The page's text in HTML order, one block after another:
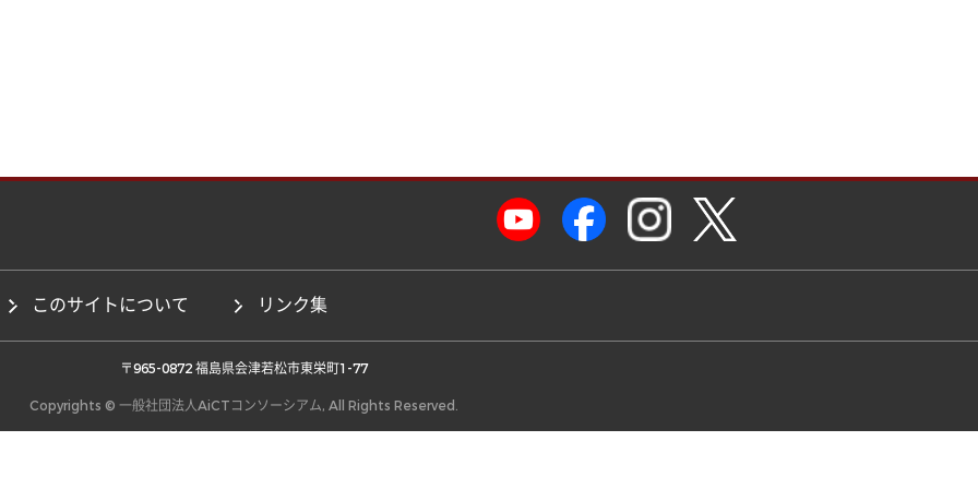
このサイトについて リンク集
〒965-0872 福島県会津若松市東栄町1-77
Copyrights © 一般社団法人AiCTコンソーシアム, All Rights Reserved.